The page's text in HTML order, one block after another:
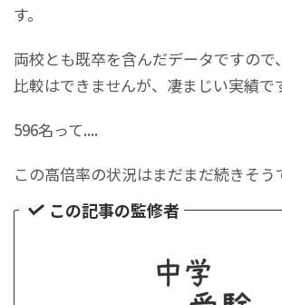
す。
両校とも既卒を含んだデータですので
比較はできませんが、凄まじい実績で
596名って....
この高倍率の状況はまだまだ続きそう
この記事の監修者